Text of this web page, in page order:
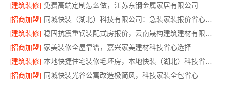
[建筑装修] 免费高端定制怎么做，江苏东钢金属家居有限公司
[招商加盟]
同城快装（湖北）科技有限公司：急装家装报价省心透明可控
[建筑装修]
[招商加盟] 家美装修全屋靠谱，嘉兴家美建材科技省心选择
[建筑装修]
[招商加盟] 同城快装光谷公寓改造极简风，科技家装全包省心